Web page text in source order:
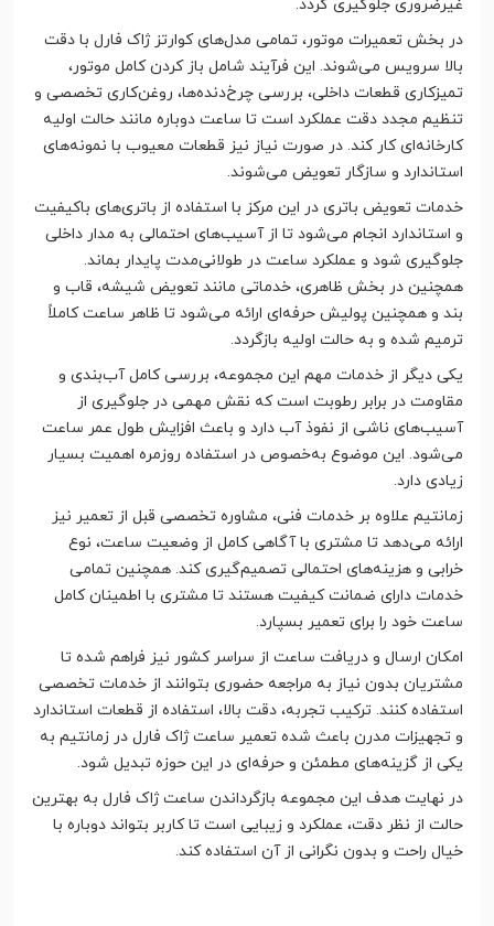
غیرضروری جلوگیری گردد.
در بخش تعمیرات موتور، تمامی مدل‌های کوارتز ژاک فارل با دقت
بالا سرویس می‌شوند. این فرآیند شامل باز کردن کامل موتور،
تمیزکاری قطعات داخلی، بررسی چرخ‌دنده‌ها، روغن‌کاری تخصصی و
تنظیم مجدد دقت عملکرد است تا ساعت دوباره مانند حالت اولیه
کارخانه‌ای کار کند. در صورت نیاز نیز قطعات معیوب با نمونه‌های
استاندارد و سازگار تعویض می‌شوند.
خدمات تعویض باتری در این مرکز با استفاده از باتری‌های باکیفیت
و استاندارد انجام می‌شود تا از آسیب‌های احتمالی به مدار داخلی
جلوگیری شود و عملکرد ساعت در طولانی‌مدت پایدار بماند.
همچنین در بخش ظاهری، خدماتی مانند تعویض شیشه، قاب و
بند و همچنین پولیش حرفه‌ای ارائه می‌شود تا ظاهر ساعت کاملاً
ترمیم شده و به حالت اولیه بازگردد.
یکی دیگر از خدمات مهم این مجموعه، بررسی کامل آب‌بندی و
مقاومت در برابر رطوبت است که نقش مهمی در جلوگیری از
آسیب‌های ناشی از نفوذ آب دارد و باعث افزایش طول عمر ساعت
می‌شود. این موضوع به‌خصوص در استفاده روزمره اهمیت بسیار
زیادی دارد.
زمانتیم علاوه بر خدمات فنی، مشاوره تخصصی قبل از تعمیر نیز
ارائه می‌دهد تا مشتری با آگاهی کامل از وضعیت ساعت، نوع
خرابی و هزینه‌های احتمالی تصمیم‌گیری کند. همچنین تمامی
خدمات دارای ضمانت کیفیت هستند تا مشتری با اطمینان کامل
ساعت خود را برای تعمیر بسپارد.
امکان ارسال و دریافت ساعت از سراسر کشور نیز فراهم شده تا
مشتریان بدون نیاز به مراجعه حضوری بتوانند از خدمات تخصصی
استفاده کنند. ترکیب تجربه، دقت بالا، استفاده از قطعات استاندارد
و تجهیزات مدرن باعث شده تعمیر ساعت ژاک فارل در زمانتیم به
یکی از گزینه‌های مطمئن و حرفه‌ای در این حوزه تبدیل شود.
در نهایت هدف این مجموعه بازگرداندن ساعت ژاک فارل به بهترین
حالت از نظر دقت، عملکرد و زیبایی است تا کاربر بتواند دوباره با
خیال راحت و بدون نگرانی از آن استفاده کند.